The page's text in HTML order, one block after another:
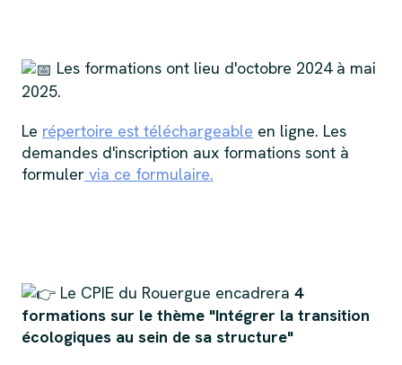
Les formations ont lieu d'octobre 2024 à mai
2025.
Le répertoire est téléchargeable en ligne. Les
demandes d'inscription aux formations sont à
formuler via ce formulaire.
Le CPIE du Rouergue encadrera 4
formations sur le thème "Intégrer la transition
écologiques au sein de sa structure"